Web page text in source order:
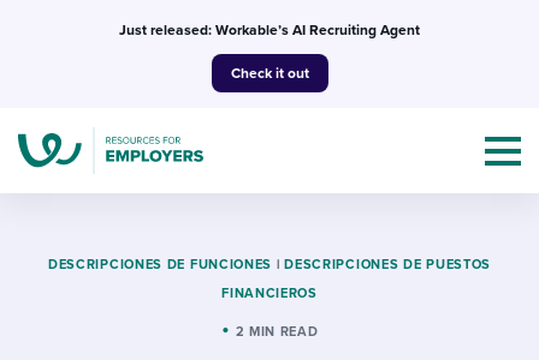
Just released: Workable’s AI Recruiting Agent
Check it out
Topics
DESCRIPCIONES DE FUNCIONES | DESCRIPCIONES DE PUESTOS
FINANCIEROS
2 MIN READ